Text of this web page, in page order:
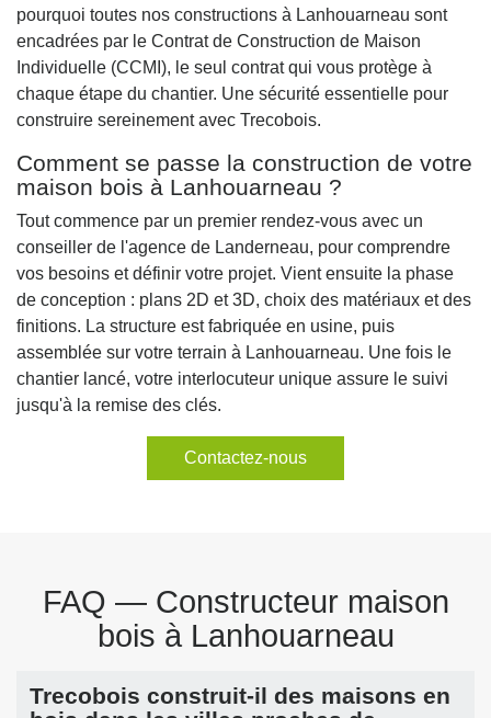
pourquoi toutes nos constructions à Lanhouarneau sont
encadrées par le Contrat de Construction de Maison
Individuelle (CCMI), le seul contrat qui vous protège à
chaque étape du chantier. Une sécurité essentielle pour
construire sereinement avec Trecobois.
Comment se passe la construction de votre
maison bois à Lanhouarneau ?
Tout commence par un premier rendez-vous avec un
conseiller de l'agence de Landerneau, pour comprendre
vos besoins et définir votre projet. Vient ensuite la phase
de conception : plans 2D et 3D, choix des matériaux et des
finitions. La structure est fabriquée en usine, puis
assemblée sur votre terrain à Lanhouarneau. Une fois le
chantier lancé, votre interlocuteur unique assure le suivi
jusqu'à la remise des clés.
Contactez-nous
FAQ — Constructeur maison
bois à Lanhouarneau
Trecobois construit-il des maisons en